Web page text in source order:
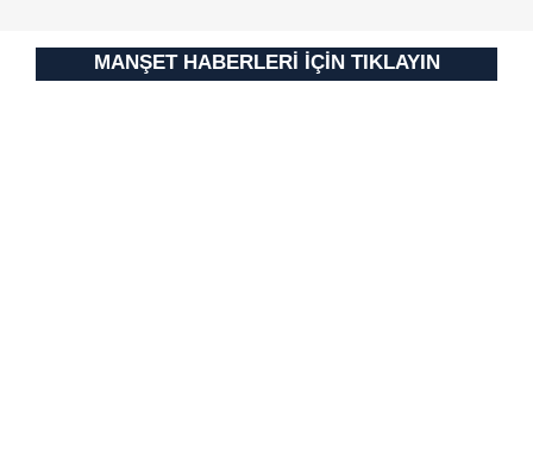
MANŞET HABERLERİ İÇİN TIKLAYIN